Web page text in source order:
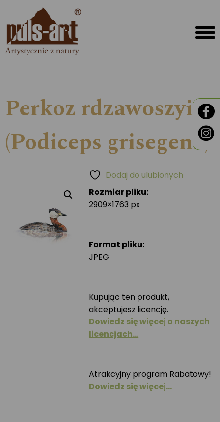
Perkoz rdzawoszyi
(Podiceps grisegena)
Rozmiar pliku:
2909×1763 px
Format pliku:
JPEG
Kupując ten produkt,
akceptujesz licencję.
Dowiedz się więcej o naszych
licencjach…
Atrakcyjny program Rabatowy!
Dowiedz się więcej…
Dodaj do ulubionych